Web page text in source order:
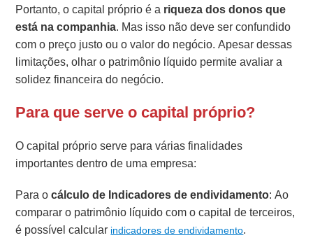
Portanto, o capital próprio é a riqueza dos donos que
está na companhia. Mas isso não deve ser confundido
com o preço justo ou o valor do negócio. Apesar dessas
limitações, olhar o patrimônio líquido permite avaliar a
solidez financeira do negócio.
Para que serve o capital próprio?
O capital próprio serve para várias finalidades
importantes dentro de uma empresa:
Para ocálculo de Indicadores de endividamento: Ao
comparar o patrimônio líquido com o capital de terceiros,
é possível calcular indicadores de endividamento.